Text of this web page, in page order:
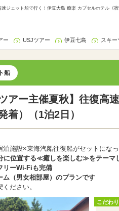
ジェット船で行く！伊豆大島 癒楽 カプセルホテル《
ー USJツアー 伊豆七島 スキー
船
アー主催夏秋】往復高
着）（1泊2日）
泊施設×東海汽船往復船がセットになっ
に位置する≪癒しを楽しむ≫をテーマ
ーWi-Fiも完備
（男女相部屋）のプランです
ださい。
こだわ